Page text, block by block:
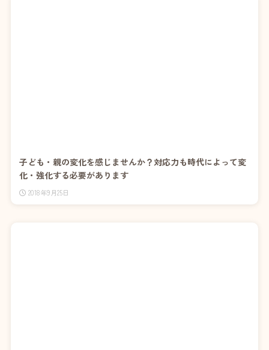
子ども・親の変化を感じませんか？対応力も時代によって変
化・強化する必要があります
2018年9月25日